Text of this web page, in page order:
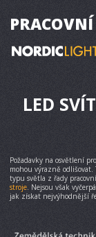
PRACOVNÍ
LED
Požadavky na osvětlení
mohou výrazně
typu světla z řady
stroje. Nejsou však
jak získat nejvýhodnější